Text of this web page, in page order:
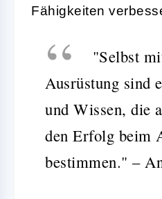
Fähigkeiten
"Selbst
Ausrüstung sind
und Wissen, die
den Erfolg beim
bestimmen." –